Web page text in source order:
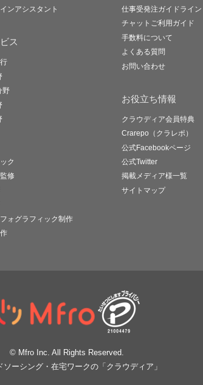
ンアシスタント
ス
野
ク
修
ォグラフィック制作
仕事受発注ガイドライン
チャットご利用ガイド
手数料について
よくある質問
お問い合わせ
お役立ち情報
クラウディア会員特典
Crarepo（クラレポ）
公式Facebookページ
公式Twitter
掲載メディア様一覧
サイトマップ
© Mfro Inc. All Rights Reserved.
ソーシング・在宅ワークの「クラウディア」